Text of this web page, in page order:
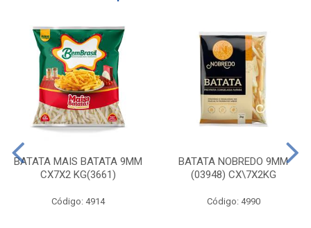
BATATA MAIS BATATA 9MM
CX7X2 KG(3661)
Código: 4914
BATATA NOBREDO 9MM
(03948) CX\7X2KG
Código: 4990